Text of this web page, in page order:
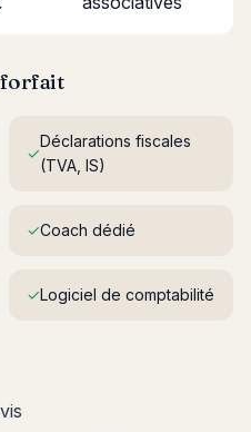
forfait
✓
Déclarations fiscales
(TVA, IS)
✓Coach dédié
✓Logiciel de comptabilité